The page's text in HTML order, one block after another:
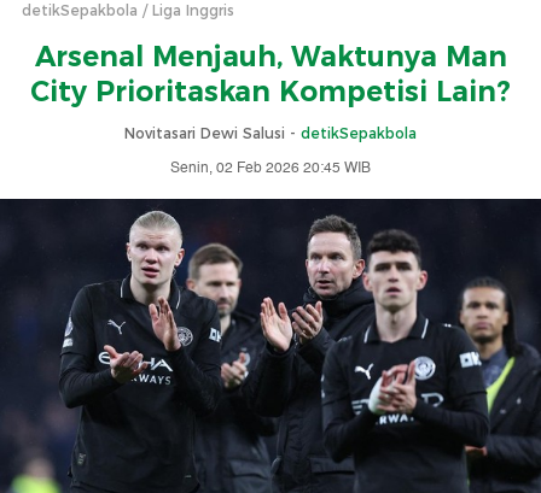
detikSepakbola Liga Inggris
Arsenal Menjauh, Waktunya Man
City Prioritaskan Kompetisi Lain?
Novitasari Dewi Salusi - detikSepakbola
Senin, 02 Feb 2026 20:45 WIB